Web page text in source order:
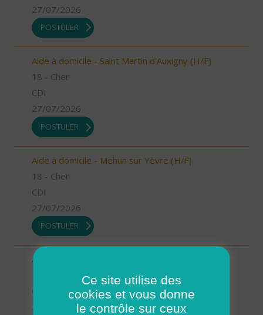
27/07/2026
POSTULER
Aide à domicile - Saint Martin d'Auxigny (H/F)
18 - Cher
CDI
27/07/2026
POSTULER
Aide à domicile - Mehun sur Yèvre (H/F)
18 - Cher
CDI
27/07/2026
POSTULER
Aide à domicile - Bourges (H/F)
27/07/2026
Ce site utilise des
cookies et vous donne
le contrôle sur ceux